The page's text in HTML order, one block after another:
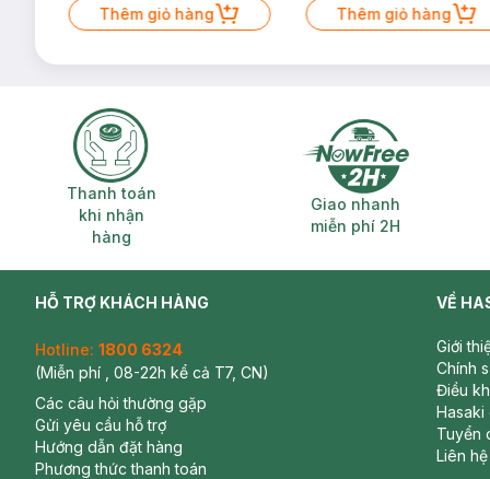
Thêm giỏ hàng Thêm giỏ hàng
Thanh toán khi nhận hàng
Thanh toán
khi nhận
hàng
Giao nhanh
Giao nhanh
miễn phí 2H
HỖ TRỢ KHÁCH HÀNG
Hotline: 1800 6324
(Miễn phí , 08-22h kể cả T7, CN)
Các câu hỏi thường gặp
Gửi yêu cầu hỗ trợ
Hướng dẫn đặt hàng
Phương thức thanh toán
VỀ
Giới
Chính
Điều
Hasaki
Tuyển
Liên hệ